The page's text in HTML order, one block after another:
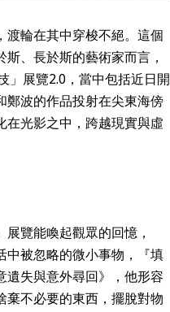
渡輪在其中穿梭不絕。這個
、長於斯的藝術家而言，
」展覽2.0，當中包括近日開
鄭波的作品投射在尖東海傍
在光影之中，跨越現實與虛
覽能喚起觀眾的回憶，
中被忽略的微小事物，『填
遺失與意外尋回》，他形容
棄不必要的東西，擺脫對物